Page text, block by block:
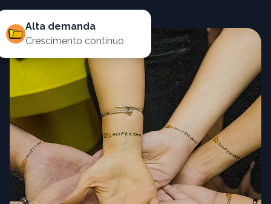
Alta demanda
Crescimento contínuo